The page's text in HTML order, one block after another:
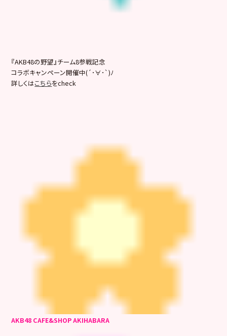
『AKB48の野望』チーム8参戦記念
コラボキャンペーン開催中(´･∀･`)ﾉ
詳しくはこちらをcheck
AKB48 CAFE&SHOP AKIHABARA